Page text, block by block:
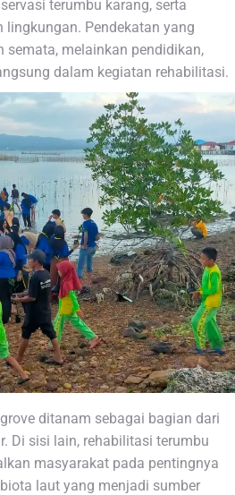
terumbu karang, serta
lingkungan. Pendekatan yang
semata, melainkan pendidikan,
dalam kegiatan rehabilitasi.
ditanam sebagai bagian dari
Di sisi lain, rehabilitasi terumbu
masyarakat pada pentingnya
laut yang menjadi sumber